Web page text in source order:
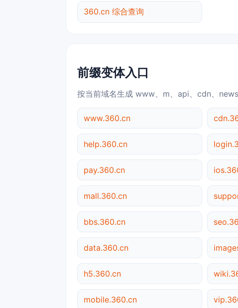
360.cn 综合查询
前缀变体入口
按当前域名生成 www、m、api、cdn、
www.360.cn
help.360.cn
pay.360.cn
mall.360.cn
bbs.360.cn
data.360.cn
h5.360.cn
mobile.360.cn